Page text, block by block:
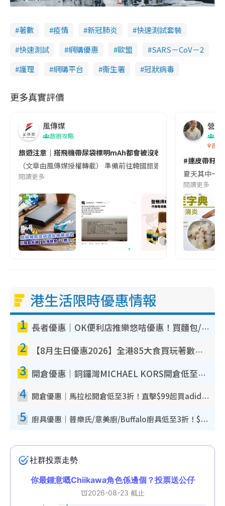
著數 疫情 新冠肺炎
快速測試套裝
快速測試
網購優惠 歐盟
SARS－CoV－2
護理
網購平台 衞生署 冠狀病毒
更多真實評價
風傳媒
旅遊攻略
旅遊注意｜搭飛機帶尿袋標明mAh都會被沒收😱出發前切記檢查
（文章由風傳媒授權轉載） 準備前往韓國旅遊的民眾，近期要
閱讀更多
營養
香港
#連皮帶籽
夏天其中一
閱讀更多
港生活限時優惠情報
1 長者優惠｜OK便利店推樂悠咭優惠！買麵包/牛奶/保健品拍卡即減
2 【8月生日優惠2026】全港85大食買玩著數攻略 自助餐/火鍋放題同行免費＋誠品/DONKI送現金券
3 開倉優惠｜銅鑼灣MICHAEL KORS開倉低至17折！直擊$500起買手袋/銀包/鞋款 必買經典Jet Set系列
4 開倉優惠｜馬拉松開倉低至3折！直擊$99起買adidas／New Balance／Puma鞋款 STANLEY保溫杯劈價至$119起
5 廚具優惠｜普樂氏/意美廚/Buffalo廚具低至3折！$89起買煎鍋／炒鑊／個人鍋 同場小家電激減至$99起